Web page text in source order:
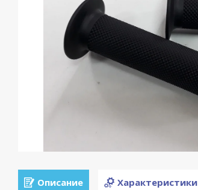
Описание Характеристики